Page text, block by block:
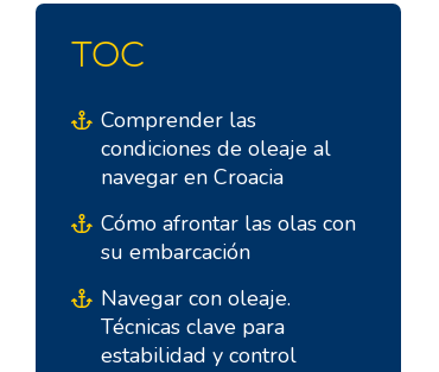
TOC
Comprender las
condiciones de oleaje al
navegar en Croacia
Cómo afrontar las olas con
su embarcación
Navegar con oleaje.
Técnicas clave para
estabilidad y control